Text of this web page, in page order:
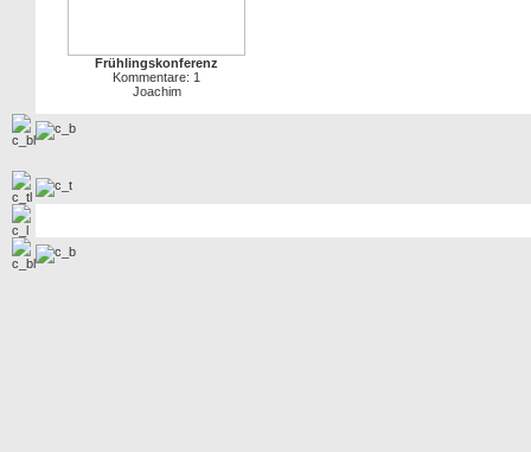
Frühlingskonferenz
Kommentare: 1
Joachim